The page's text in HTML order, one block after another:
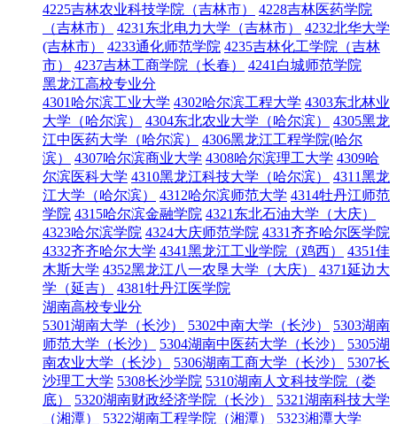
4225吉林农业科技学院（吉林市）
4228吉林医药学院
（吉林市）
4231东北电力大学（吉林市）
4232北华大学
(吉林市）
4233通化师范学院 4235吉林化工学院（吉林
市）
4237吉林工商学院（长春）
4241白城师范学院
黑龙江高校专业分
4301哈尔滨工业大学 4302哈尔滨工程大学 4303东北林业
大学（哈尔滨）
4304东北农业大学（哈尔滨）
4305黑龙
江中医药大学（哈尔滨）
4306黑龙江工程学院(哈尔
滨）
4307哈尔滨商业大学 4308哈尔滨理工大学 4309哈
尔滨医科大学 4310黑龙江科技大学（哈尔滨）
4311黑龙
江大学（哈尔滨）
4312哈尔滨师范大学 4314牡丹江师范
学院 4315哈尔滨金融学院 4321东北石油大学（大庆）
4323哈尔滨学院 4324大庆师范学院 4331齐齐哈尔医学院
4332齐齐哈尔大学 4341黑龙江工业学院（鸡西）
4351佳
木斯大学 4352黑龙江八一农垦大学（大庆）
4371延边大
学（延吉）
4381牡丹江医学院
湖南高校专业分
5301湖南大学（长沙）
5302中南大学（长沙）
5303湖南
师范大学（长沙）
5304湖南中医药大学（长沙）
5305湖
南农业大学（长沙）
5306湖南工商大学（长沙）
5307长
沙理工大学 5308长沙学院 5310湖南人文科技学院（娄
底）
5320湖南财政经济学院（长沙）
5321湖南科技大学
（湘潭）
5322湖南工程学院（湘潭）
5323湘潭大学